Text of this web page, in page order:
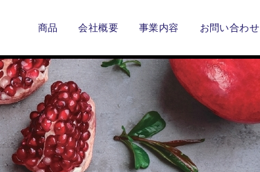
商品 会社概要 事業内容 お問い合わせ